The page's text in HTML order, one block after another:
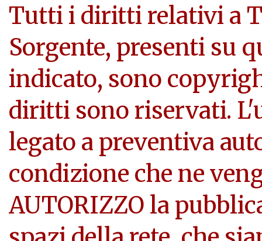
Tutti i diritti relativi a
Sorgente, presenti su
indicato, sono
diritti sono riservati.
legato a preventiva
condizione che ne
AUTORIZZO la